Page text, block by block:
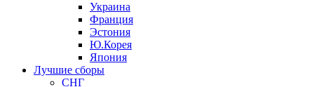
Украина
Франция
Эстония
Ю.Корея
Япония
Лучшие сборы
СНГ